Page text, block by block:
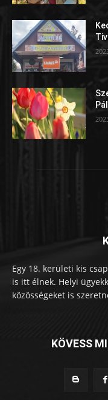
Egy 18. kerületi kis
is itt élnek. Helyi
közösségeket is
KÖVESS